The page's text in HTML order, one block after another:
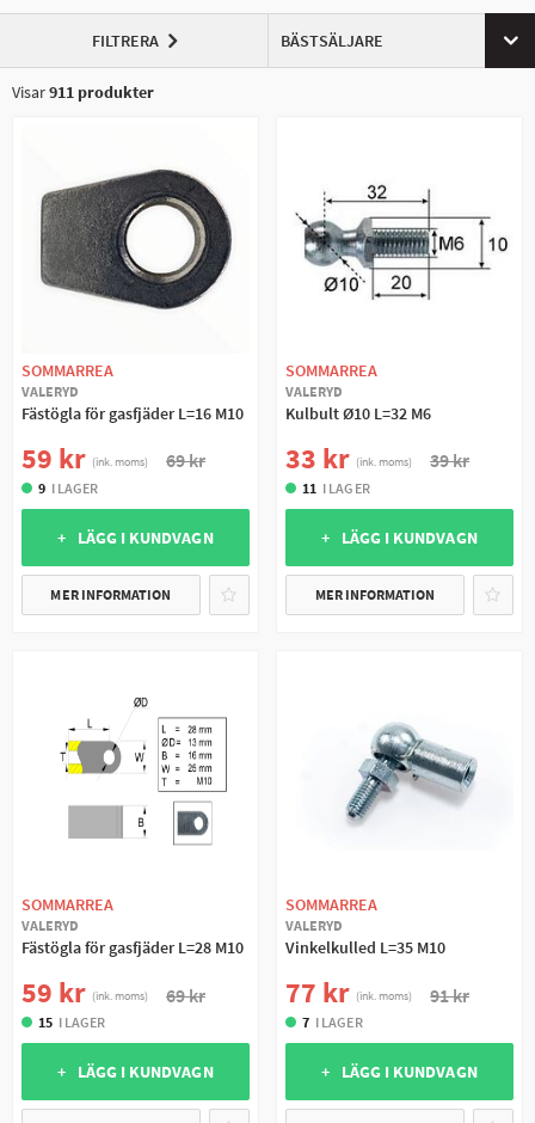
FILTRERA BÄSTSÄLJARE
Visar911 produkter
SOMMARREA
VALERYD
Fästögla för gasfjäder L=16 M10
59 kr (ink. moms) 69 kr
9 I LAGER
+ LÄGG I KUNDVAGN
MER INFORMATION
SOMMARREA
VALERYD
Kulbult Ø10 L=32 M6
33 kr (ink. moms) 39 kr
11 I LAGER
+ LÄGG I KUNDVAGN
MER INFORMATION
SOMMARREA
VALERYD
Fästögla för gasfjäder L=28 M10
59 kr (ink. moms) 69 kr
15 I LAGER
+ LÄGG I KUNDVAGN
SOMMARREA
VALERYD
Vinkelkulled L=35 M10
77 kr (ink. moms) 91 kr
7 I LAGER
+ LÄGG I KUNDVAGN